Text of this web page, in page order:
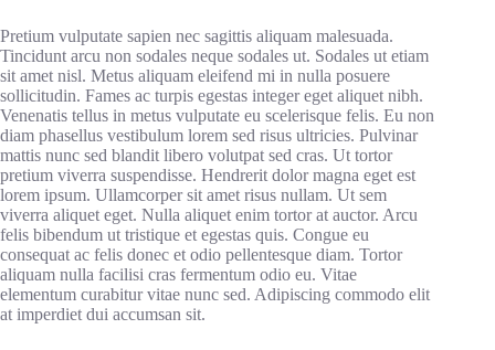
Pretium vulputate sapien nec sagittis aliquam malesuada.
Tincidunt arcu non sodales neque sodales ut. Sodales ut etiam
sit amet nisl. Metus aliquam eleifend mi in nulla posuere
sollicitudin. Fames ac turpis egestas integer eget aliquet nibh.
Venenatis tellus in metus vulputate eu scelerisque felis. Eu non
diam phasellus vestibulum lorem sed risus ultricies. Pulvinar
mattis nunc sed blandit libero volutpat sed cras. Ut tortor
pretium viverra suspendisse. Hendrerit dolor magna eget est
lorem ipsum. Ullamcorper sit amet risus nullam. Ut sem
viverra aliquet eget. Nulla aliquet enim tortor at auctor. Arcu
felis bibendum ut tristique et egestas quis. Congue eu
consequat ac felis donec et odio pellentesque diam. Tortor
aliquam nulla facilisi cras fermentum odio eu. Vitae
elementum curabitur vitae nunc sed. Adipiscing commodo elit
at imperdiet dui accumsan sit.